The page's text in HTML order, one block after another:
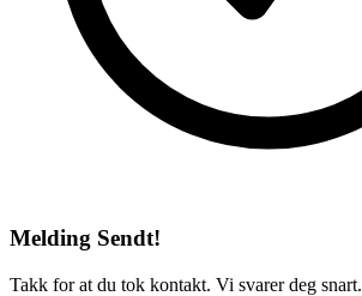
Melding Sendt!
Takk for at du tok kontakt. Vi svarer deg snart.